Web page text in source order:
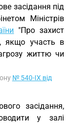
засідання під
Міністрів
"Про захист
якщо участь в
життю чи
№ 540-IX від
засідання,
у залі